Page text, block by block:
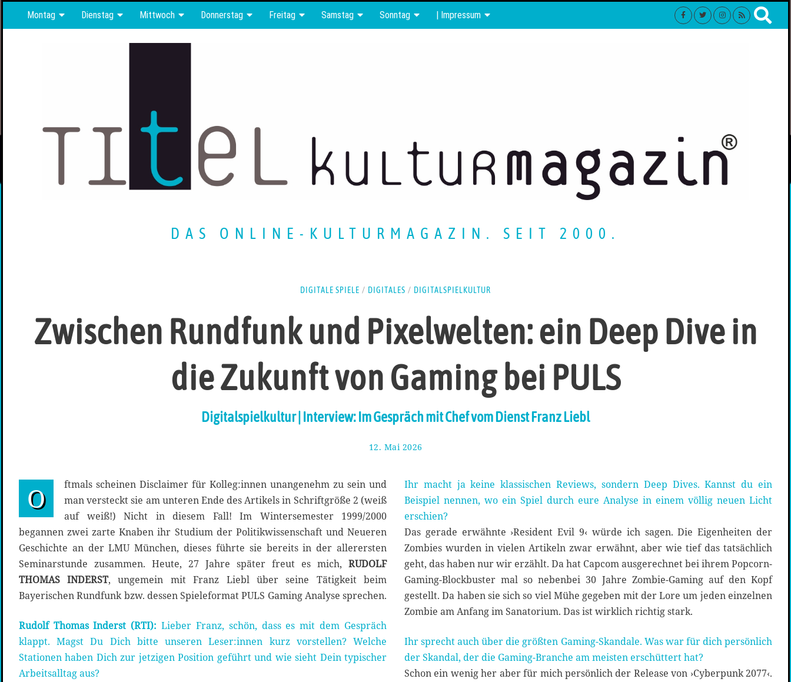
Montag Dienstag Mittwoch Donnerstag Freitag Samstag Sonntag | Impressum
DAS ONLINE-KULTURMAGAZIN. SEIT 2000.
DIGITALE SPIELE / DIGITALES / DIGITALSPIELKULTUR
Zwischen Rundfunk und Pixelwelten: ein Deep Dive in
die Zukunft von Gaming bei PULS
Digitalspielkultur | Interview: Im Gespräch mit Chef vom Dienst Franz Liebl
12. Mai 2026
M
i
2
0
2
6
O
ftmals scheinen Disclaimer für Kolleg:innen unangenehm zu sein und
man versteckt sie am unteren Ende des Artikels in Schriftgröße 2 (weiß
auf weiß!) Nicht in diesem Fall! Im Wintersemester 1999/2000
begannen zwei zarte Knaben ihr Studium der Politikwissenschaft und Neueren
Geschichte an der LMU München, dieses führte sie bereits in der allerersten
Seminarstunde zusammen. Heute, 27 Jahre später freut es mich, RUDOLF
THOMAS INDERST, ungemein mit Franz Liebl über seine Tätigkeit beim
Bayerischen Rundfunk bzw. dessen Spieleformat PULS Gaming Analyse sprechen.
Rudolf Thomas Inderst (RTI): Lieber Franz, schön, dass es mit dem Gespräch
klappt. Magst Du Dich bitte unseren Leser:innen kurz vorstellen? Welche
Stationen haben Dich zur jetzigen Position geführt und wie sieht Dein typischer
Arbeitsalltag aus?
Ihr macht ja keine klassischen Reviews, sondern Deep Dives. Kannst du ein
Beispiel nennen, wo ein Spiel durch eure Analyse in einem völlig neuen Licht
erschien?
Das gerade erwähnte ›Resident Evil 9‹ würde ich sagen. Die Eigenheiten der
Zombies wurden in vielen Artikeln zwar erwähnt, aber wie tief das tatsächlich
geht, das haben nur wir erzählt. Da hat Capcom ausgerechnet bei ihrem Popcorn-
Gaming-Blockbuster mal so nebenbei 30 Jahre Zombie-Gaming auf den Kopf
gestellt. Da haben sie sich so viel Mühe gegeben mit der Lore um jeden einzelnen
Zombie am Anfang im Sanatorium. Das ist wirklich richtig stark.
Ihr sprecht auch über die größten Gaming-Skandale. Was war für dich persönlich
der Skandal, der die Gaming-Branche am meisten erschüttert hat?
Schon ein wenig her aber für mich persönlich der Release von ›Cyberpunk 2077‹.